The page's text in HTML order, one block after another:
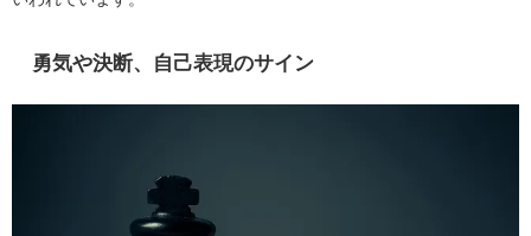
勇気や決断、自己表現のサイン